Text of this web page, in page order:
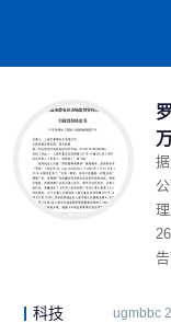
告
科技 ugmbbc